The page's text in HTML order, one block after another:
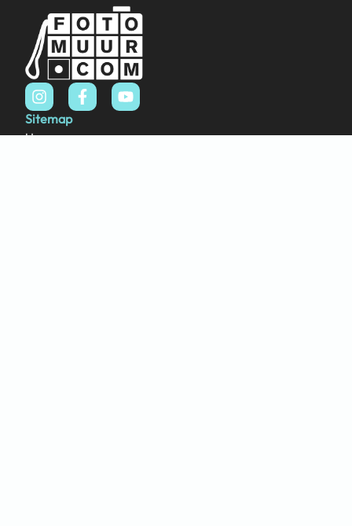
Sitemap
Home